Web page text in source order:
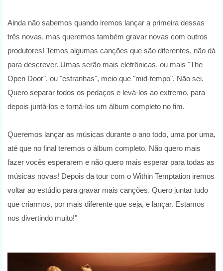
Ainda não sabemos quando iremos lançar a primeira dessas
três novas, mas queremos também gravar novas com outros
produtores! Temos algumas canções que são diferentes, não dá
para descrever. Umas serão mais eletrônicas, ou mais "The
Open Door", ou "estranhas", meio que "mid-tempo". Não sei.
Quero separar todos os pedaços e levá-los ao extremo, para
depois juntá-los e torná-los um álbum completo no fim.
Queremos lançar as músicas durante o ano todo, uma por uma,
até que no final teremos o álbum completo. Não quero mais
fazer vocês esperarem e não quero mais esperar para todas as
músicas novas! Depois da tour com o Within Temptation iremos
voltar ao estúdio para gravar mais canções. Quero juntar tudo
que criarmos, por mais diferente que seja, e lançar. Estamos
nos divertindo muito!"